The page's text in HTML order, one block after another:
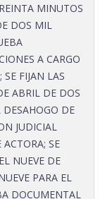
MINUTOS
DOS MIL
A CARGO
FIJAN LAS
ABRIL DE DOS
DESAHOGO DE
JUDICIAL
SE
NUEVE DE
PARA EL
DOCUMENTAL